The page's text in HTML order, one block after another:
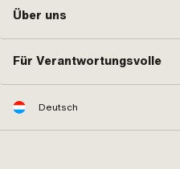
Über uns
Für Verantwortungsvolle
Deutsch